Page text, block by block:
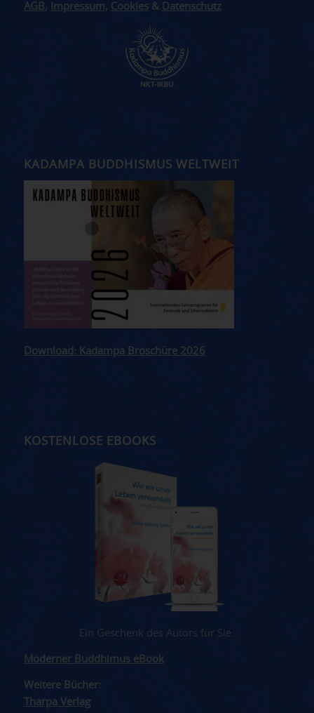
AGB , Impressum, Cookies& Datenschutz
KADAMPA BUDDHISMUS WELTWEIT
Download: Kadampa Broschüre 2026
KOSTENLOSE EBOOKS
Ein Geschenk des Autors für Sie.
Moderner Buddhimus eBook
Weitere Bücher:
Tharpa Verlag